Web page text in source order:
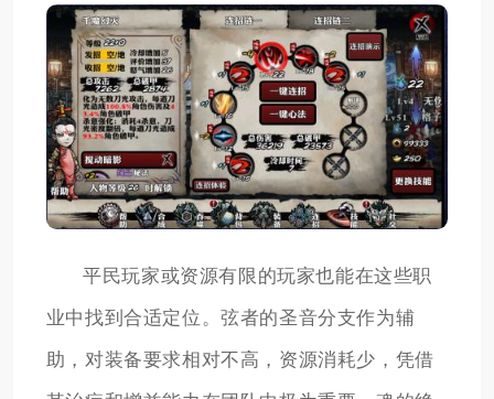
平民玩家或资源有限的玩家也能在这些职
业中找到合适定位。弦者的圣音分支作为辅
助，对装备要求相对不高，资源消耗少，凭借